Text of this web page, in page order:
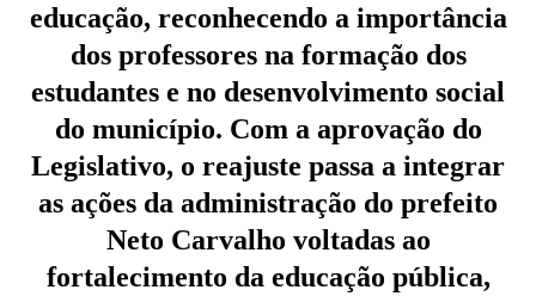
educação, reconhecendo a importância
dos professores na formação dos
estudantes e no desenvolvimento social
do município. Com a aprovação do
Legislativo, o reajuste passa a integrar
as ações da administração do prefeito
Neto Carvalho voltadas ao
fortalecimento da educação pública,